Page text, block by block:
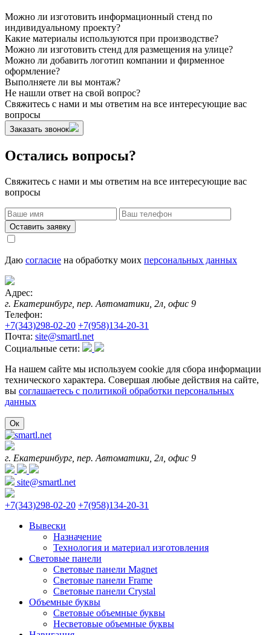
Можно ли изготовить информационный стенд по
индивидуальному проекту?
Какие материалы используются при производстве?
Можно ли изготовить стенд для размещения на улице?
Можно ли добавить логотип компании и фирменное
оформление?
Выполняете ли вы монтаж?
Не нашли ответ на свой вопрос?
Свяжитесь с нами и мы ответим на все интересующие вас
вопросы
Заказать звонок
Остались вопросы?
Свяжитесь с нами и мы ответим на все интересующие вас
вопросы
Оставить заявку
Даю согласие на обработку моих персональных данных
Адрес:
г. Екатеринбург, пер. Автоматики, 2л, офис 9
Телефон:
+7(343)298-02-20 +7(958)134-20-31
Почта: site@smartl.net
Социальные сети:
На нашем сайте мы используем cookie для сбора информации
технического характера. Совершая любые действия на сайте,
вы соглашаетесь с политикой обработки персональных
данных
Ок
г. Екатеринбург, пер. Автоматики, 2л, офис 9
site@smartl.net
+7(343)298-02-20 +7(958)134-20-31
Вывески
Назначение
Технология и материал изготовления
Световые панели
Световые панели Magnet
Световые панели Frame
Световые панели Crystal
Объемные буквы
Световые объемные буквы
Несветовые объемные буквы